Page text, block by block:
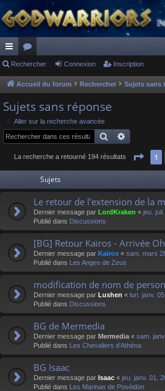
ac
co
ur
ci
s
or
u
s
Rechercher Connexion Inscription
Accueil du forum Rechercher Sujets sans
Sujets sans réponse
Aller sur la recherche avancée
Rechercher
La recherche a retourné 194 résultats Page
1
Sujets
Le retour de l'extension de la
Dernier message par LordKraken « jeu.
Publié dans Discussions
[BG] Retour Kaïros - Arrivée
Dernier message par Kaïros « sam. mars
Publié dans Les Anges de Zeus
modification de nom de
Dernier message par Lushen « lun. janv.
Publié dans Discussions
BG de Mermedia
Dernier message par Mermedia « sam.
Publié dans Les Chevaliers d'Athéna
BG Isaac
Dernier message par Isaac « jeu. janv. 01,
Publié dans Les Marinas de Poséidon